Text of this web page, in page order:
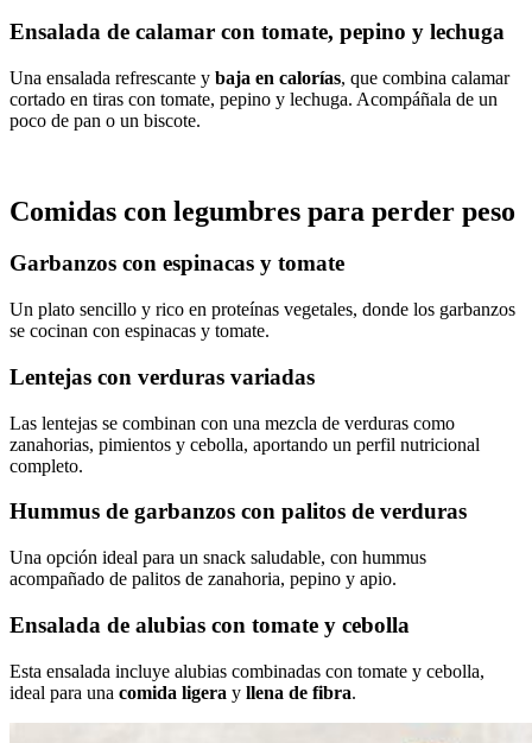
Ensalada de calamar con tomate, pepino y lechuga
Una ensalada refrescante y baja en calorías, que combina calamar
cortado en tiras con tomate, pepino y lechuga. Acompáñala de un
poco de pan o un biscote.
Comidas con legumbres para perder peso
Garbanzos con espinacas y tomate
Un plato sencillo y rico en proteínas vegetales, donde los garbanzos
se cocinan con espinacas y tomate.
Lentejas con verduras variadas
Las lentejas se combinan con una mezcla de verduras como
zanahorias, pimientos y cebolla, aportando un perfil nutricional
completo.
Hummus de garbanzos con palitos de verduras
Una opción ideal para un snack saludable, con hummus
acompañado de palitos de zanahoria, pepino y apio.
Ensalada de alubias con tomate y cebolla
Esta ensalada incluye alubias combinadas con tomate y cebolla,
ideal para una comida ligera y llena de fibra.